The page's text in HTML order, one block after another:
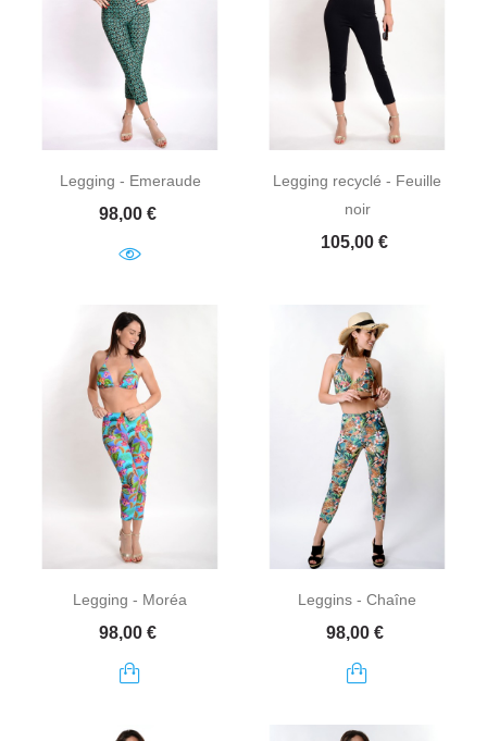
Legging - Emeraude
Prix
98,00 €
Legging recyclé - Feuille
noir
Prix
105,00 €
Legging - Moréa
Prix
98,00 €
Leggins - Chaîne
Prix
98,00 €